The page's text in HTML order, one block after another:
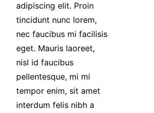
adipiscing elit. Proin
tincidunt nunc lorem,
nec faucibus mi facilisis
eget. Mauris laoreet,
nisl id faucibus
pellentesque, mi mi
tempor enim, sit amet
interdum felis nibh a